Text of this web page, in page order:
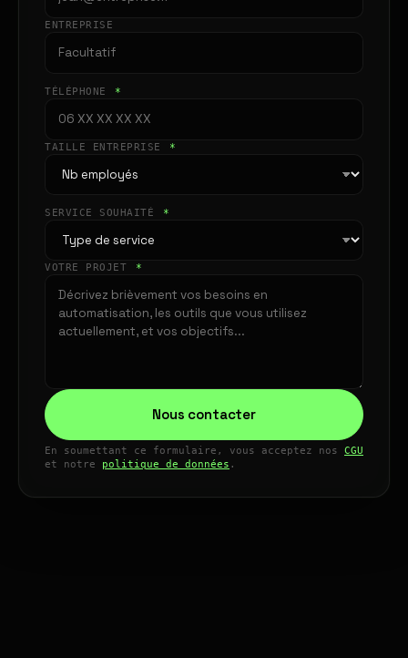
ENTREPRISE
TÉLÉPHONE *
TAILLE ENTREPRISE *
SERVICE SOUHAITÉ *
VOTRE PROJET *
Nous contacter
En soumettant ce formulaire, vous acceptez nos CGU
et notre politique de données .